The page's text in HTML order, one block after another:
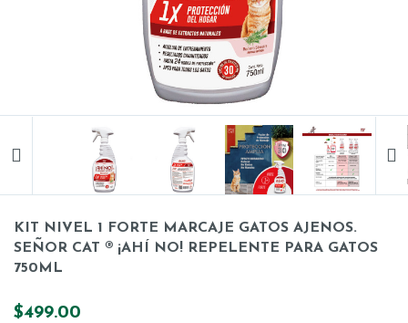
KIT NIVEL 1 FORTE MARCAJE GATOS AJENOS.
SEÑOR CAT ® ¡AHÍ NO! REPELENTE PARA GATOS
750ML
$499.00